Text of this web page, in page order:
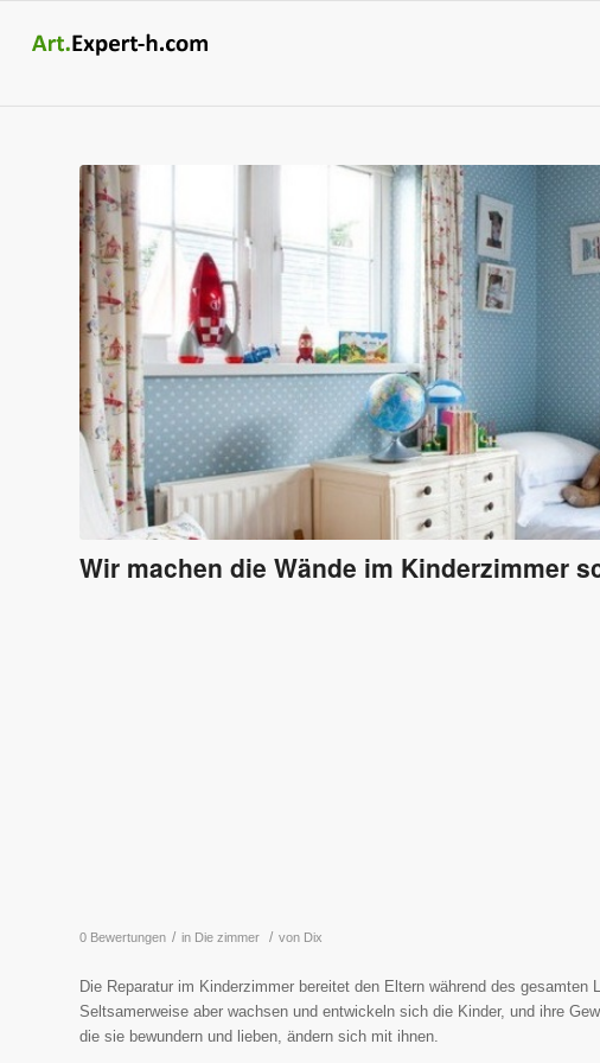
Wir machen die Wände im Kinderzimmer
0 Bewertungen / in Die zimmer / von Dix
Die Reparatur im Kinderzimmer bereitet den Eltern während des
Seltsamerweise aber wachsen und entwickeln sich die Kinder, und ihre
die sie bewundern und lieben, ändern sich mit ihnen.